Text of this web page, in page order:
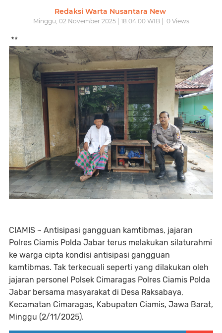
Redaksi Warta Nusantara New
Minggu, 02 November 2025 | 18.04.00 WIB | 0Views
**
CIAMIS ~ Antisipasi gangguan kamtibmas, jajaran
Polres Ciamis Polda Jabar terus melakukan silaturahmi
ke warga cipta kondisi antisipasi gangguan
kamtibmas. Tak terkecuali seperti yang dilakukan oleh
jajaran personel Polsek Cimaragas Polres Ciamis Polda
Jabar bersama masyarakat di Desa Raksabaya,
Kecamatan Cimaragas, Kabupaten Ciamis, Jawa Barat,
Minggu (2/11/2025).